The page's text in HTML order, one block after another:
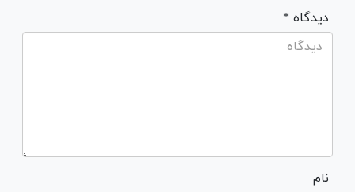
* دیدگاه
نام